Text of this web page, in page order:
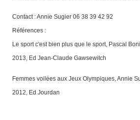
Contact : Annie Sugier 06 38 39 42 92
Références :
Le sport c'est bien plus que le sport, Pascal
2013, Ed Jean-Claude Gawsewitch
Femmes voilées aux Jeux Olympiques, Annie
2012, Ed Jourdan